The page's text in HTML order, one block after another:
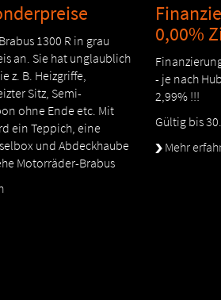
1300 R in grau
an. Sie hat unglaublich
z. B. Heizgriffe,
Sitz, Semi-
ohne Ende etc. Mit
ein Teppich, eine
und Abdeckhaube
Motorräder-Brabus
0,00%
- je nach
2,99% !!!
Gültig bis
Mehr